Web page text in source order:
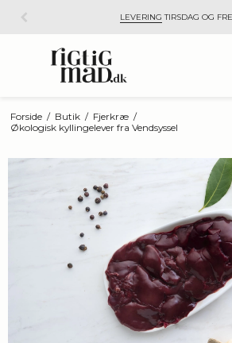
LEVERING TIRSDAG OG
Forside / Butik / Fjerkræ /
Økologisk kyllingelever fra Vendsyssel